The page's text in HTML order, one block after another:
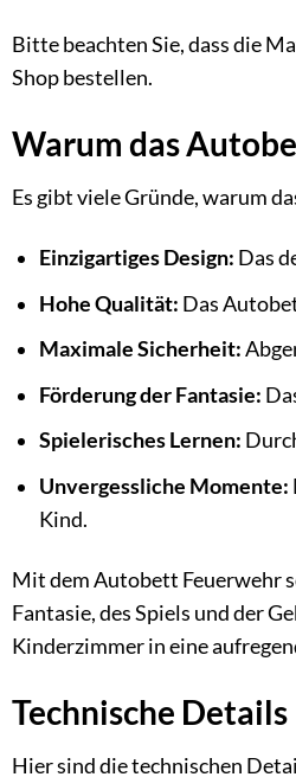
Bitte beachten Sie, dass die
Shop bestellen.
Warum das
Es gibt viele Gründe, warum
Einzigartiges Design: Das
Hohe Qualität: Das
Maximale Sicherheit:
Förderung der Fantasie:
Spielerisches Lernen:
Unvergessliche Momente:
Kind.
Mit dem Autobett Feuerwehr
Fantasie, des Spiels und der
Kinderzimmer in eine
Technische Details
Hier sind die technischen